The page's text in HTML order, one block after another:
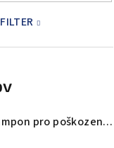
Regenerační šampon pro poškozené vlasy Black Professional Premium Perlé Shampoo – 1000 ml